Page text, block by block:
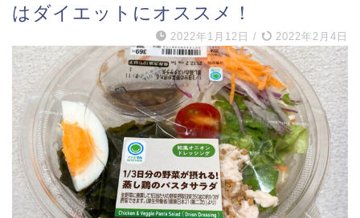
はダイエットにオススメ！
2022年1月12日 / 2022年2月4日